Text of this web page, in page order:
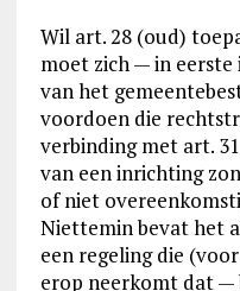
Wil art. 28 (oud)
moet zich — in
van het
voordoen die
verbinding met art.
van een inrichting
of niet
Niettemin bevat het
een regeling die
erop neerkomt dat —